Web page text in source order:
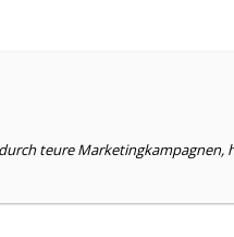
teure Marketingkampagnen,